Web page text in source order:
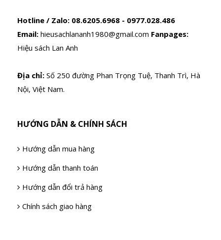
Hotline / Zalo: 08.6205.6968 - 0977.028.486
Email: hieusachlananh1980@gmail.com Fanpages:
Hiệu sách Lan Anh
Địa chỉ: Số 250 đường Phan Trọng Tuệ, Thanh Trì, Hà
Nội, Việt Nam.
HƯỚNG DẪN & CHÍNH SÁCH
Hướng dẫn mua hàng
Hướng dẫn thanh toán
Hướng dẫn đổi trả hàng
Chính sách giao hàng